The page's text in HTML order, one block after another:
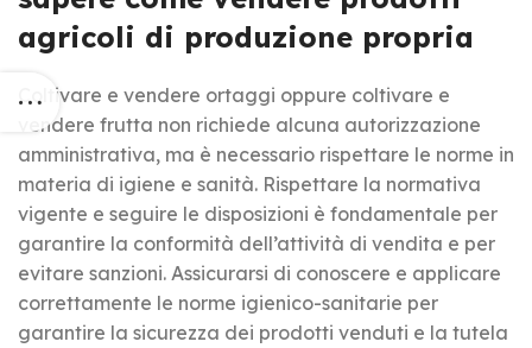
agricoli di produzione propria
Coltivare e vendere ortaggi oppure coltivare e
vendere frutta non richiede alcuna autorizzazione
amministrativa, ma è necessario rispettare le norme in
materia di igiene e sanità. Rispettare la normativa
vigente e seguire le disposizioni è fondamentale per
garantire la conformità dell’attività di vendita e per
evitare sanzioni. Assicurarsi di conoscere e applicare
correttamente le norme igienico-sanitarie per
garantire la sicurezza dei prodotti venduti e la tutela